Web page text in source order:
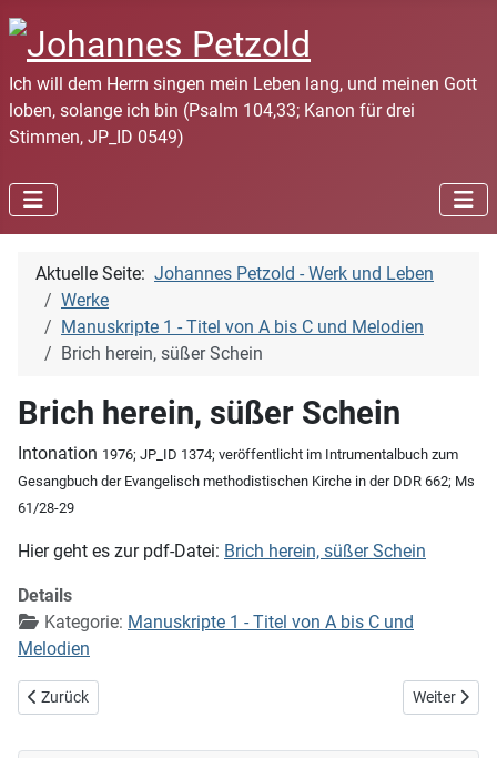
Ich will dem Herrn singen mein Leben lang, und meinen Gott
loben, solange ich bin (Psalm 104,33; Kanon für drei
Stimmen, JP_ID 0549)
Aktuelle Seite: Johannes Petzold - Werk und Leben
Werke
Manuskripte 1 - Titel von A bis C und Melodien
Brich herein, süßer Schein
Brich herein, süßer Schein
Intonation 1976; JP_ID 1374; veröffentlicht im Intrumentalbuch zum
Gesangbuch der Evangelisch methodistischen Kirche in der DDR 662; Ms
61/28-29
Hier geht es zur pdf-Datei: Brich herein, süßer Schein
Details
Kategorie: Manuskripte 1 - Titel von A bis C und
Melodien
Vorheriger Beitrag: Brich ein, o Gott! O Gott, brich auf!
Zurück Nächster
Weiter